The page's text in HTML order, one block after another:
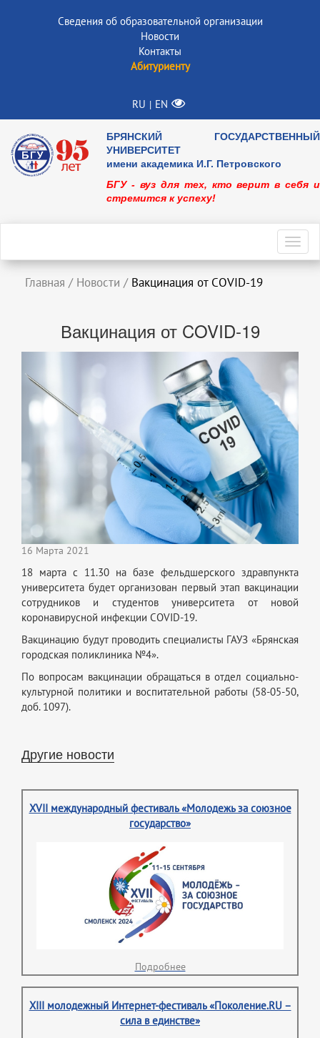
Сведения об образовательной организации
Новости
Контакты
Абитуриенту
RU | EN
БРЯНСКИЙ ГОСУДАРСТВЕННЫЙ
УНИВЕРСИТЕТ
имени академика И.Г. Петровского
БГУ - вуз для тех, кто верит в себя и
стремится к успеху!
Главная / Новости / Вакцинация от COVID-19
Вакцинация от COVID-19
16 Марта 2021
18 марта с 11.30 на базе фельдшерского здравпункта
университета будет организован первый этап вакцинации
сотрудников и студентов университета от новой
коронавирусной инфекции COVID-19.
Вакцинацию будут проводить специалисты ГАУЗ «Брянская
городская поликлиника №4».
По вопросам вакцинации обращаться в отдел социально-
культурной политики и воспитательной работы (58-05-50,
доб. 1097).
Другие новости
XVII международный фестиваль «Молодежь за союзное
государство»
Подробнее
XIII молодежный Интернет-фестиваль «Поколение.RU –
сила в единстве»